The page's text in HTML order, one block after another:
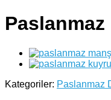
Kategoriler: Paslanmaz